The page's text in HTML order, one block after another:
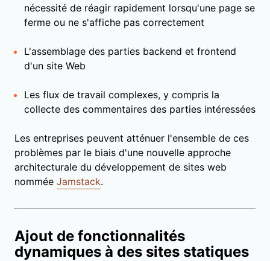
nécessité de réagir rapidement lorsqu'une page se
ferme ou ne s'affiche pas correctement
L'assemblage des parties backend et frontend
d'un site Web
Les flux de travail complexes, y compris la
collecte des commentaires des parties intéressées
Les entreprises peuvent atténuer l'ensemble de ces
problèmes par le biais d'une nouvelle approche
architecturale du développement de sites web
nommée Jamstack.
Ajout de fonctionnalités
dynamiques à des sites statiques